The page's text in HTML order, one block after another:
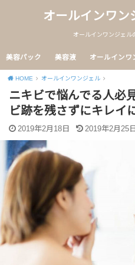
オールインワ
オールインワンジェル
美容パック 美容液 オールインワ
HOME オールインワンジェル
ニキビで悩んでる人必
ビ跡を残さずにキレイ
2019年2月18日 2019年2月25日